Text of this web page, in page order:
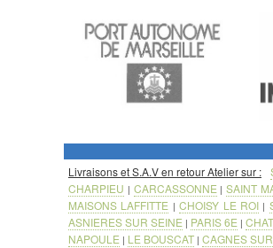
Livraisons et S.A.V en retour Atelier sur :
CHARPIEU | CARCASSONNE|SAINT
MAISONS LAFFITTE |CHOISY LE ROI |
ASNIERES SUR SEINE | PARIS 6E |
NAPOULE | LE BOUSCAT | CAGNES